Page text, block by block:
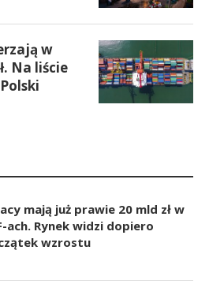
w
Na liście
mają już prawie 20 mld zł w
ach. Rynek widzi dopiero
wzrostu